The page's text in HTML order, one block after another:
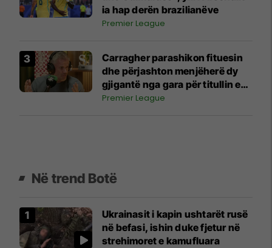
ia hap derën brazilianëve
Premier League
Carragher parashikon fituesin
dhe përjashton menjëherë dy
gjigantë nga gara për titullin e
Ligës Premier
Premier League
Në trend Botë
Ukrainasit i kapin ushtarët rusë
në befasi, ishin duke fjetur në
strehimoret e kamufluara